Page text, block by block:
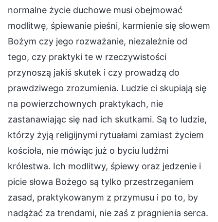
normalne życie duchowe musi obejmować
modlitwę, śpiewanie pieśni, karmienie się słowem
Bożym czy jego rozważanie, niezależnie od
tego, czy praktyki te w rzeczywistości
przynoszą jakiś skutek i czy prowadzą do
prawdziwego zrozumienia. Ludzie ci skupiają się
na powierzchownych praktykach, nie
zastanawiając się nad ich skutkami. Są to ludzie,
którzy żyją religijnymi rytuałami zamiast życiem
kościoła, nie mówiąc już o byciu ludźmi
królestwa. Ich modlitwy, śpiewy oraz jedzenie i
picie słowa Bożego są tylko przestrzeganiem
zasad, praktykowanym z przymusu i po to, by
nadążać za trendami, nie zaś z pragnienia serca.